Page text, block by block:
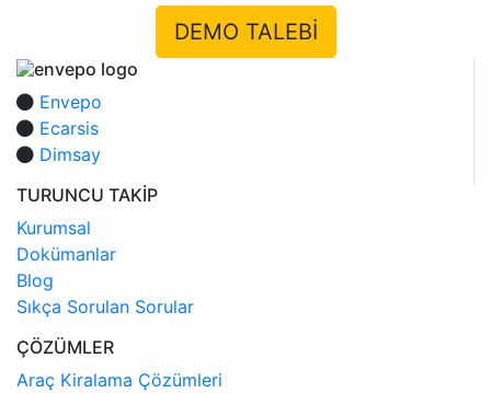
DEMO TALEBİ
Envepo
Ecarsis
Dimsay
TURUNCU TAKİP
Kurumsal
Dokümanlar
Blog
Sıkça Sorulan Sorular
ÇÖZÜMLER
Araç Kiralama Çözümleri